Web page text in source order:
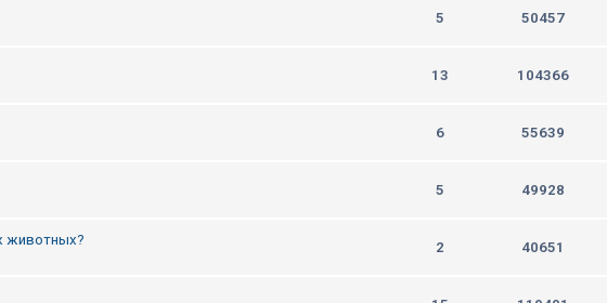
5 50457
13 104366
6 55639
5 49928
животных? 2 40651